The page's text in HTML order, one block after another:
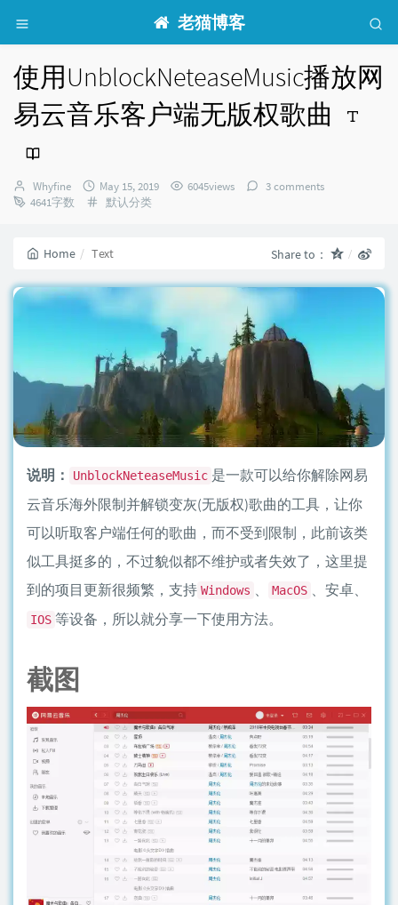
老猫博客
使用UnblockNeteaseMusic播放网
易云音乐客户端无版权歌曲
Author：
Whyfine
发
布
May 15, 2019 6045views
3 comments
4641字数
Categories：
默认分类
Home Text Share to：
说明： UnblockNeteaseMusic 是一款可以给你解除网易
云音乐海外限制并解锁变灰(无版权)歌曲的工具，让你
可以听取客户端任何的歌曲，而不受到限制，此前该类
似工具挺多的，不过貌似都不维护或者失效了，这里提
到的项目更新很频繁，支持 Windows 、 MacOS 、安卓、
IOS 等设备，所以就分享一下使用方法。
截图